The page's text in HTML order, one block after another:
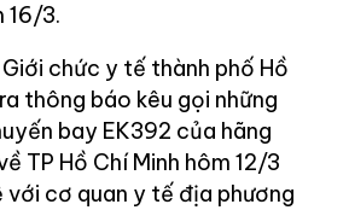
16/3.
chức y tế thành phố Hồ
thông báo kêu gọi những
bay EK392 của hãng
TP Hồ Chí Minh hôm 12/3
với cơ quan y tế địa phương